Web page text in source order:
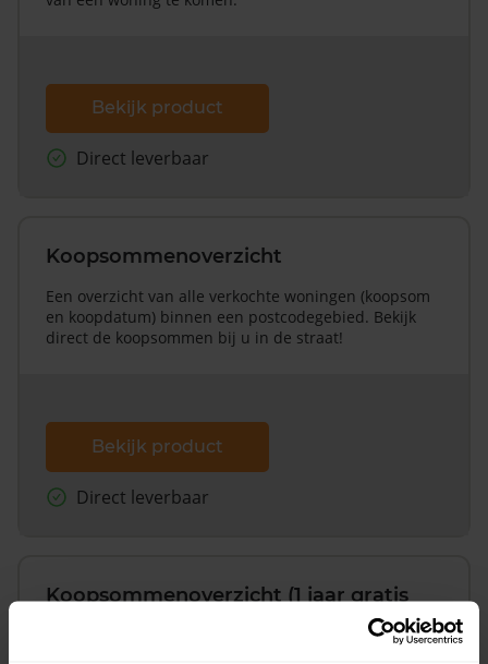
Bekijk product
Direct leverbaar
Koopsommenoverzicht
Een overzicht van alle verkochte woningen (koopsom
en koopdatum) binnen een postcodegebied. Bekijk
direct de koopsommen bij u in de straat!
Bekijk product
Direct leverbaar
Koopsommenoverzicht (1 jaar gratis